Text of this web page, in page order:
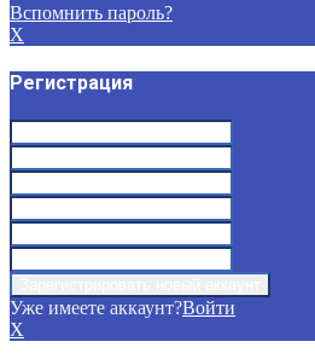
Вспомнить пароль?
X
Регистрация
Уже имеете аккаунт?Войти
X